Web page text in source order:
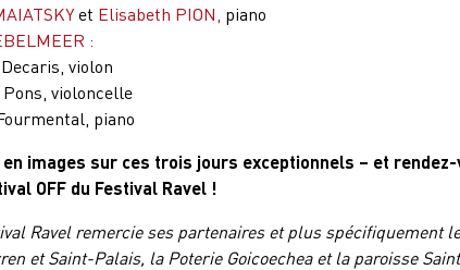
et Elisabeth PION, piano
:
violon
violoncelle
piano
images sur ces trois jours exceptionnels – et
OFF du Festival Ravel !
Ravel remercie ses partenaires et plus spécifiquement
et Saint-Palais, la Poterie Goicoechea et la paroisse